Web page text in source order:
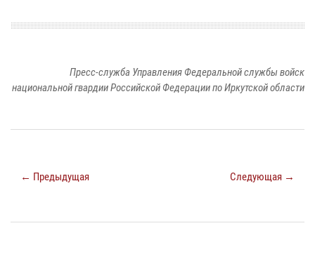
Пресс-служба Управления Федеральной службы войск
национальной гвардии Российской Федерации по Иркутской области
← Предыдущая Следующая →